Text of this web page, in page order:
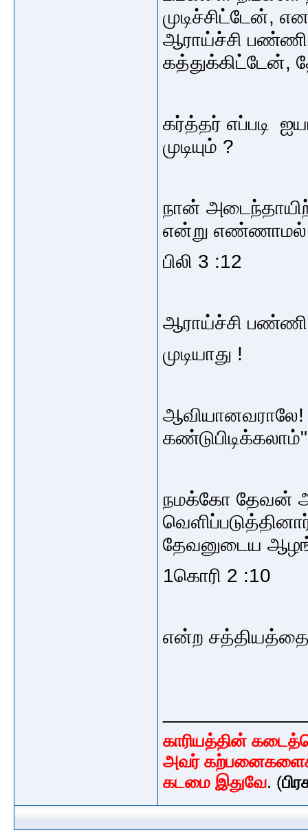
முடிச்சிட்டேன்,
ஆராய்ச்சி பண்ணி
கத்துக்கிட்டேன்,
கர்த்தர் எப்படி
முடியும் ?
நான்
என்று
பிலி 3 :12
ஆராய்ச்சி
முடியாது !
கண்டுபிடிக்கலாம்"
நமக்கோ தேவன்
தேவனுடைய
1கொரி 2 :10
என்ற சத்தியத்தை,
காரியத்தின்
அவர் கற்பனைகளைக்
கடமை இதுவே. (